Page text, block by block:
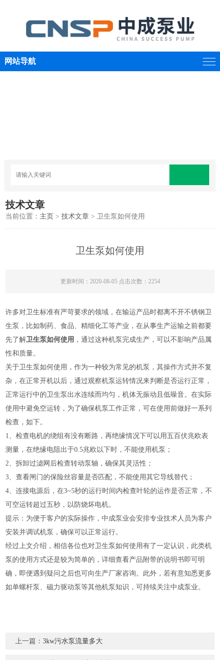
网站导航
技术文章
当前位置： 主页 >技术文章 > 卫生泵如何使用
卫生泵如何使用
更新时间：2020-08-05 点击次数：2254
许多对卫生标准有严苛要求的领域，在输运产品时都离不开不锈钢卫
生泵，比如制药、食品、精细化工等产业，在从事生产运输之前都要
先了解卫生泵如何使用 ，通过这种机泵完成生产，可以不影响产品属
性和质量。
关于卫生泵如何使用，作为一种较为常见的机泵，其操作方式并不复
杂，在正常开机以后，通过观察机泵运转情况来判断是否运行正常，
正常运行中的卫生泵出水连续而均匀，机体无振动且低噪音。在实际
使用中避免空运转，为了确保机泵工作正常，可在使用前做好一系列
检查，如下。
1、检查电机的绕组有没有断路，再绝缘情况下可以用五百伏兆欧表
测量，在绝缘电阻出于0.5兆欧以下时，不能使用机泵；
2、拆卸过滤网后检查转动泵轴，确保其灵活性；
3、查看闸门的保险丝容量是否匹配，不能使用其它导线替代；
4、连接电源后，在3~5秒的运行时间内检查叶轮的运作是否正常，不
可空运转超过五秒，以防烧坏电机。
提示：为便于客户的实际操作，中成泵业会安排专业技术人员为客户
安装并调试机泵，确保可以正常运行。
经过上文介绍，相信各位也对卫生泵如何使用有了一定认识，此类机
泵的使用方式还是较为简单的，详细查看产品附带的说明书即可明
确，即便遇到疑问之后也可向生产厂家咨询。此外，若有意知悉更多
如单螺杆泵、磁力驱动泵等其他机泵知识，可持续关注中成泵业。
上一篇：3kw污水泵流量多大